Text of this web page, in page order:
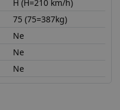
H (H=210 km/h)
75 (75=387kg)
Ne
Ne
Ne